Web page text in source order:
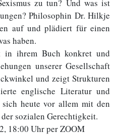
zu tun? Und was ist
Philosophin Dr. Hilkje
auf und plädiert für einen
haben.
in ihrem Buch konkret und
unserer Gesellschaft
und zeigt Strukturen
englische Literatur und
heute vor allem mit den
sozialen Gerechtigkeit.
18:00 Uhr per ZOOM